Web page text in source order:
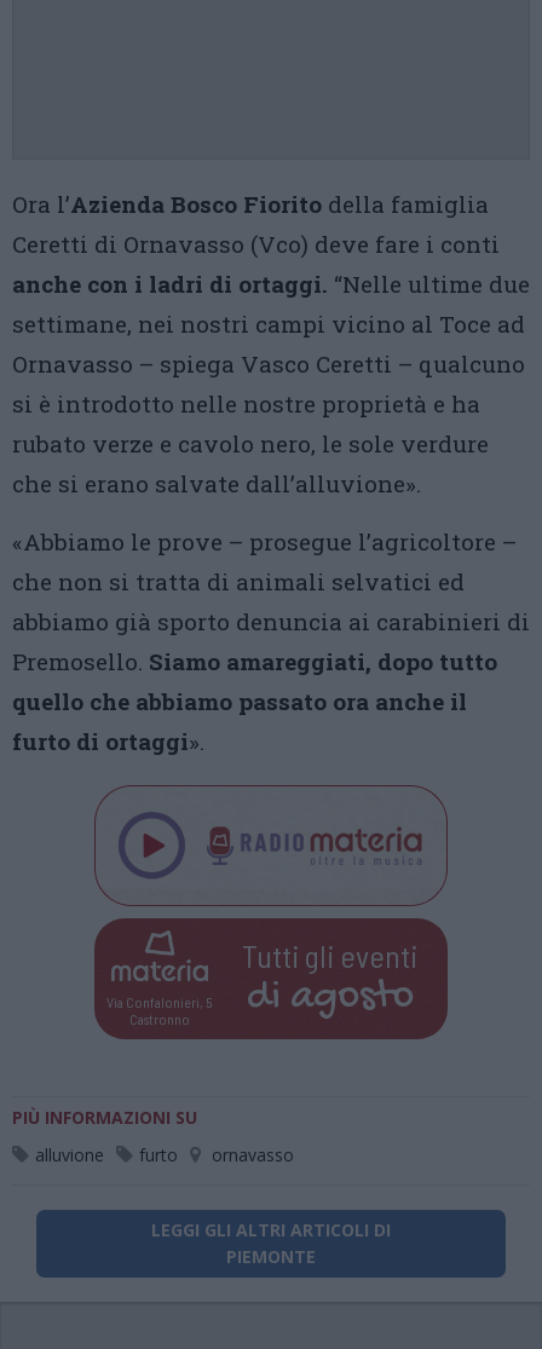
Ora l’Azienda Bosco Fiorito della famiglia
Ceretti di Ornavasso (Vco) deve fare i conti
anche con i ladri di ortaggi. “Nelle ultime due
settimane, nei nostri campi vicino al Toce ad
Ornavasso – spiega Vasco Ceretti – qualcuno
si è introdotto nelle nostre proprietà e ha
rubato verze e cavolo nero, le sole verdure
che si erano salvate dall’alluvione».
«Abbiamo le prove – prosegue l’agricoltore –
che non si tratta di animali selvatici ed
abbiamo già sporto denuncia ai carabinieri di
Premosello. Siamo amareggiati, dopo tutto
quello che abbiamo passato ora anche il
furto di ortaggi».
Via Confalonieri, 5
Castronno
Tutti gli eventi
di agosto
PIÙ INFORMAZIONI SU
alluvione
furto ornavasso
LEGGI GLI ALTRI ARTICOLI DI
PIEMONTE